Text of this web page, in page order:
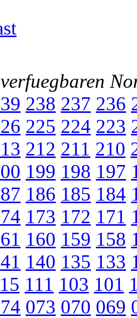
238 237 236
225 224 223
212 211 210
199 198 197
186 185 184
173 172 171
160 159 158
140 135 133
111 103 101
073 070 069